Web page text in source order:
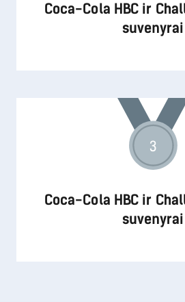
Coca-Cola HBC ir
suvenyrai
3
Coca-Cola HBC ir
suvenyrai